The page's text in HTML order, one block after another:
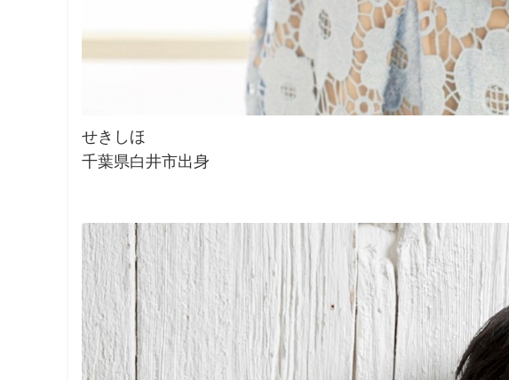
せきしほ
千葉県白井市出身